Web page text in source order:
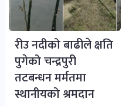
रीउ नदीको बाढीले क्षति
पुगेको चन्द्रपुरी
तटबन्धन मर्मतमा
स्थानीयको श्रमदान